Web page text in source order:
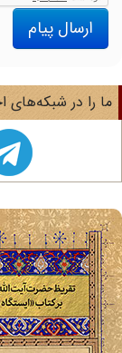
ارسال پیام
را در شبکه‌های